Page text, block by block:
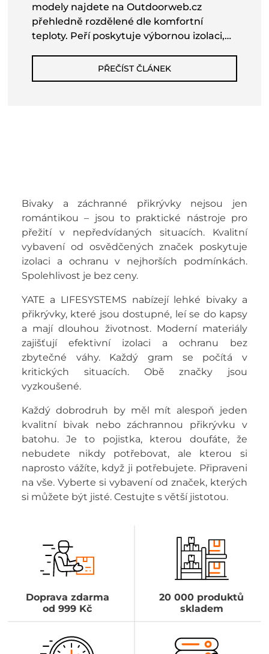
modely najdete na Outdoorweb.cz
přehledně rozdělené dle komfortní
teploty. Peří poskytuje výbornou izolaci,
vlhkosti. Tvar mumie je ideální pro
chladné noci, obdélníkový zas nabídne
PŘEČÍST ČLÁNEK
Bivaky a záchranné přikrývky nejsou jen
romántikou – jsou to praktické nástroje pro
přežití v nepředvídaných situacích. Kvalitní
vybavení od osvědčených značek poskytuje
izolaci a ochranu v nejhorších podmínkách.
Spolehlivost je bez ceny.
YATE a LIFESYSTEMS nabízejí lehké bivaky a
přikrývky, které jsou dostupné, leí se do kapsy
a mají dlouhou životnost. Moderní materiály
zajišťují efektivní izolaci a ochranu bez
zbytečné váhy. Každý gram se počítá v
kritických situacích. Obě značky jsou
vyzkoušené.
Každý dobrodruh by měl mít alespoň jeden
kvalitní bivak nebo záchrannou přikrývku v
batohu. Je to pojistka, kterou doufáte, že
nebudete nikdy potřebovat, ale kterou si
naprosto vážíte, když ji potřebujete. Připraveni
na vše. Vyberte si vybavení od značek, kterých
si můžete být jisté. Cestujte s větší jistotou.
Doprava zdarma
od 999 Kč
20 000 produktů
skladem